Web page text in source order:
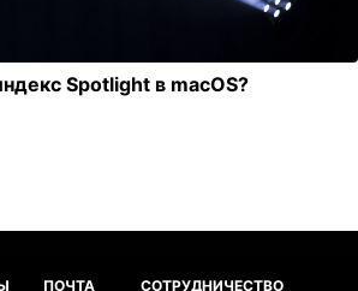
Spotlight в macOS?
ПОЧТА СОТРУДНИЧЕСТВО